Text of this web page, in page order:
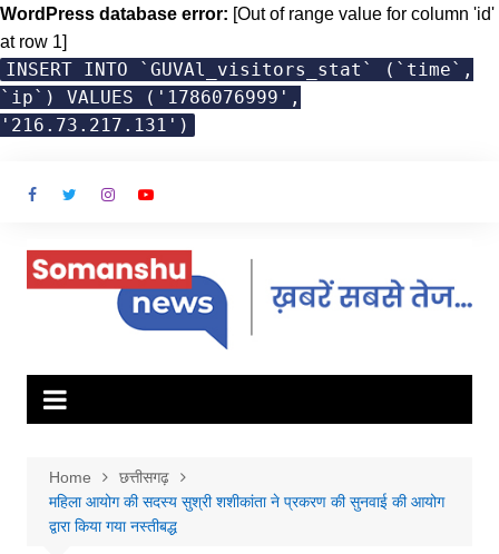
WordPress database error: [Out of range value for column 'id'
at row 1]
INSERT INTO `GUVAl_visitors_stat` (`time`,
`ip`) VALUES ('1786076999',
'216.73.217.131')
Home
छत्तीसगढ़
महिला आयोग की सदस्य सुश्री शशीकांता ने प्रकरण की सुनवाई की आयोग
द्वारा किया गया नस्तीबद्ध